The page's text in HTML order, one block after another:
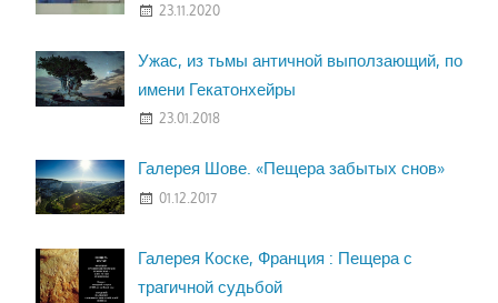
23.11.2020
Ужас, из тьмы античной выползающий, по
имени Гекатонхейры
23.01.2018
Галерея Шове. «Пещера забытых снов»
01.12.2017
Галерея Коске, Франция : Пещера с
трагичной судьбой